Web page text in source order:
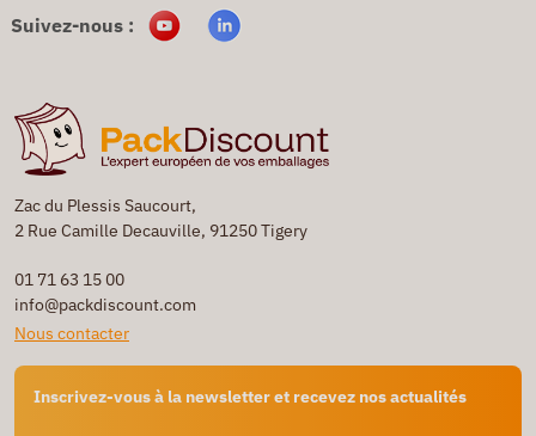
Zac du Plessis Saucourt,
2 Rue Camille Decauville, 91250 Tigery
01 71 63 15 00
info@packdiscount.com
Nous contacter
Inscrivez-vous à la newsletter et recevez nos actualités
Suivez-nous :